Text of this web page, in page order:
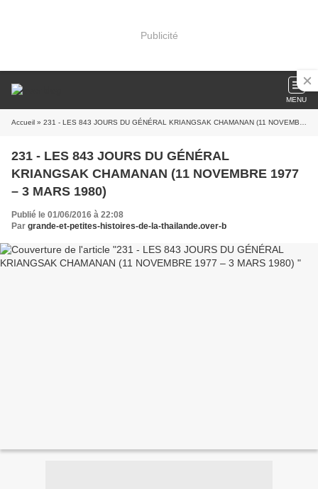
Publicité
MENU
Accueil » 231 - LES 843 JOURS DU GÉNÉRAL KRIANGSAK CHAMANAN (11 NOVEMBRE 1977 – 3 MARS 1980)
231 - LES 843 JOURS DU GÉNÉRAL
KRIANGSAK CHAMANAN (11 NOVEMBRE 1977
– 3 MARS 1980)
Publié le 01/06/2016 à 22:08
Par grande-et-petites-histoires-de-la-thailande.over-b